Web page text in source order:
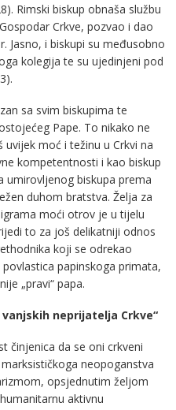
Rimski biskup obnaša službu
Crkve, pozvao i dao
Jasno, i biskupi su međusobno
kolegija te su ujedinjeni pod
sa svim biskupima te
Pape. To nikako ne
moć i težinu u Crkvi na
kompetentnosti i kao biskup
umirovljenog biskupa prema
duhom bratstva. Želja za
moći otrov je u tijelu
to za još delikatniji odnos
koji se odrekao
papinskoga primata,
„pravi“ papa.
neprijatelja Crkve“
činjenica da se oni crkveni
neopoganstva
opsjednutim željom
aktivnu